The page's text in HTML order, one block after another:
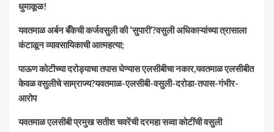
धुमाकूळ!
​यवतमाळ अर्बन बँकेची कर्जवसुली की ‘सुपारी’?वसुली अधिकाऱ्यांच्या त्रासाला
कंटाळून व्यावसायिकाची आत्महत्या;
पाऊण कोटीच्या दरोड्याचा तपास घेण्यास एलसीबीचा नकार,यवतमाळ एलसीबीत
केवळ वसुलीचे साम्राज्य?यवतमाळ-एलसीबी-वसुली-दरोडा-तपास-गंभीर-
आरोप
यवतमाळ एलसीबी प्रमुख सतीश चवरेंची दरमहा सव्वा कोटींची वसुली